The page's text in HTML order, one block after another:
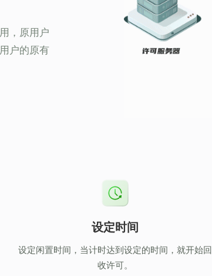
，原用户
户的原有
设定时间
设定闲置时间，当计时达到设定的时间，就开始回
收许可。